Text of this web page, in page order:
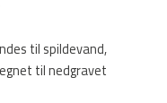
til spildevand,
til nedgravet